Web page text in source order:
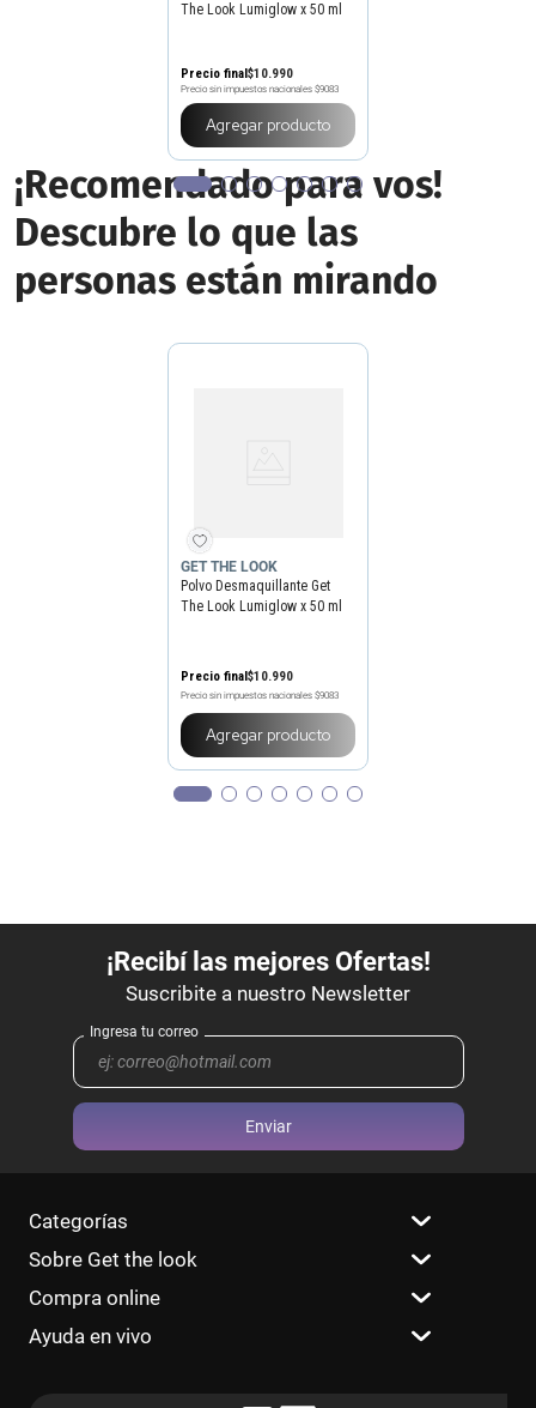
The Look Lumiglow x 50 ml
Precio final$10.990
Precio sin impuestos nacionales $9083
Agregar producto
¡Recomendado para vos!
Descubre lo que las
personas están mirando
GET THE LOOK
Polvo Desmaquillante Get
The Look Lumiglow x 50 ml
Precio final $10.990
Precio sin impuestos nacionales $9083
Agregar producto
Enviar
Categorías
Sobre Get the look
Compra online
Ayuda en vivo